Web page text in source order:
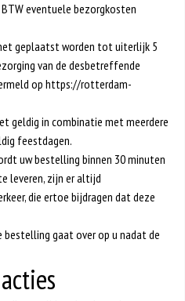
eventuele bezorgkosten
geplaatst worden tot uiterlijk 5
van de desbetreffende
op https://rotterdam-
geldig in combinatie met meerdere
feestdagen.
uw bestelling binnen 30 minuten
leveren, zijn er altijd
die ertoe bijdragen dat deze
gaat over op u nadat de